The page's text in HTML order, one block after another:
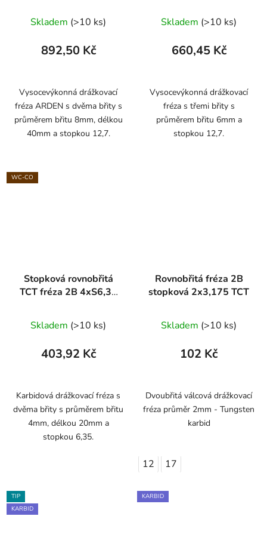
Skladem (>10 ks)
892,50 Kč
Vysocevýkonná drážkovací
fréza ARDEN s dvěma břity s
průměrem břitu 8mm, délkou
40mm a stopkou 12,7.
Skladem (>10 ks)
660,45 Kč
Vysocevýkonná drážkovací
fréza s třemi břity s
průměrem břitu 6mm a
stopkou 12,7.
WC-CO
Stopková rovnobřitá
TCT fréza 2B 4xS6,35
Skladem (>10 ks)
403,92 Kč
Karbidová drážkovací fréza s
dvěma břity s průměrem břitu
4mm, délkou 20mm a
stopkou 6,35.
Rovnobřitá fréza 2B
stopková 2x3,175 TCT
Skladem (>10 ks)
102 Kč
Dvoubřitá válcová drážkovací
fréza průměr 2mm - Tungsten
karbid
12 17
TIP
KARBID
KARBID